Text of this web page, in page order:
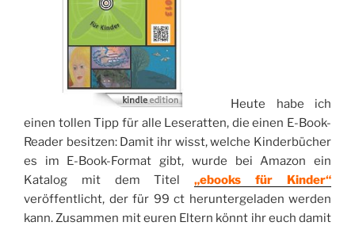
Heute habe ich
einen tollen Tipp für alle Leseratten, die einen E-Book-
Reader besitzen: Damit ihr wisst, welche Kinderbücher
es im E-Book-Format gibt, wurde bei Amazon ein
Katalog mit dem Titel
„ebooks für Kinder“
veröffentlicht, der für 99 ct heruntergeladen werden
kann. Zusammen mit euren Eltern könnt ihr euch damit